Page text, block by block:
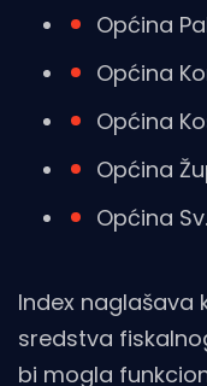
Općina
Općina
Općina
Općina
Općina
Index naglašava
sredstva
bi mogla